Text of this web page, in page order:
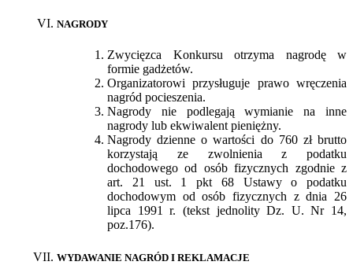
NAGRODY
Zwycięzca Konkursu otrzyma nagrodę w
formie gadżetów.
Organizatorowi przysługuje prawo wręczenia
nagród pocieszenia.
Nagrody nie podlegają wymianie na inne
nagrody lub ekwiwalent pieniężny.
Nagrody dzienne o wartości do 760 zł brutto
korzystają ze zwolnienia z podatku
dochodowego od osób fizycznych zgodnie z
art. 21 ust. 1 pkt 68 Ustawy o podatku
dochodowym od osób fizycznych z dnia 26
lipca 1991 r. (tekst jednolity Dz. U. Nr 14,
poz.176).
WYDAWANIE NAGRÓD I REKLAMACJE